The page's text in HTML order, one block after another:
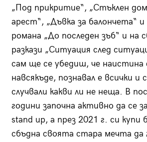
„Под прикритие“, „Стъклен
арест“, „Дъвка за балончета“
романа „До последен зъб“ и на
разкази „Ситуация след
сам ще се убедиш, че наистина
навсякъде, познавал е всички и
случвали какви ли не неща. В
години започна активно да се
stand up, а през 2021 г. си
сбъдна своята стара мечта да